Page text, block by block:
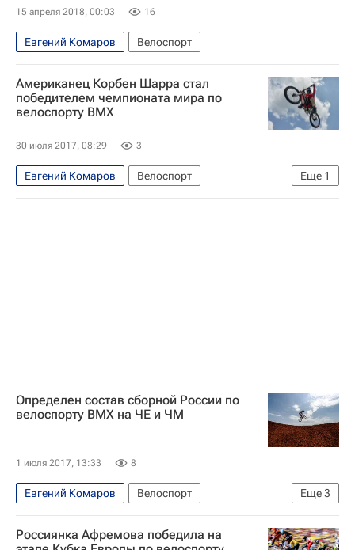
15 апреля 2018, 00:03 16
Евгений Комаров Велоспорт
Американец Корбен Шарра стал
победителем чемпионата мира по
велоспорту ВМХ
30 июля 2017, 08:29 3
Еще 1
Евгений Комаров
Велоспорт
Ярослава Бондаренко
Определен состав сборной России по
велоспорту ВМХ на ЧЕ и ЧМ
1 июля 2017, 13:33 8
Еще3
Евгений Комаров
Велоспорт
Сборная России по велоспорту
Ярослава Бондаренко
Наталья Суворова
Россиянка Афремова победила на